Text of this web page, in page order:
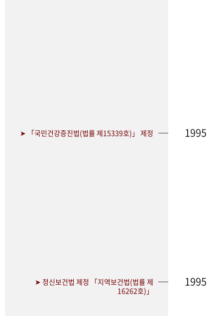
➤ 「국민건강증진법(법률 제15339호)」 제정 1995
➤ 정신보건법 제정 「지역보건법(법률 제
16262호)」
1995